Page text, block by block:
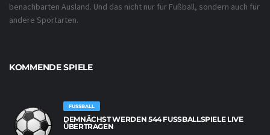
benachbarten Ausland. Und das nicht nur für Fußball, sondern auch für
andere Sportarten.
KOMMENDE SPIELE
FUSSBALL
DEMNÄCHST WERDEN 544 FUSSBALLSPIELE LIVE Ü
BERTRAGEN